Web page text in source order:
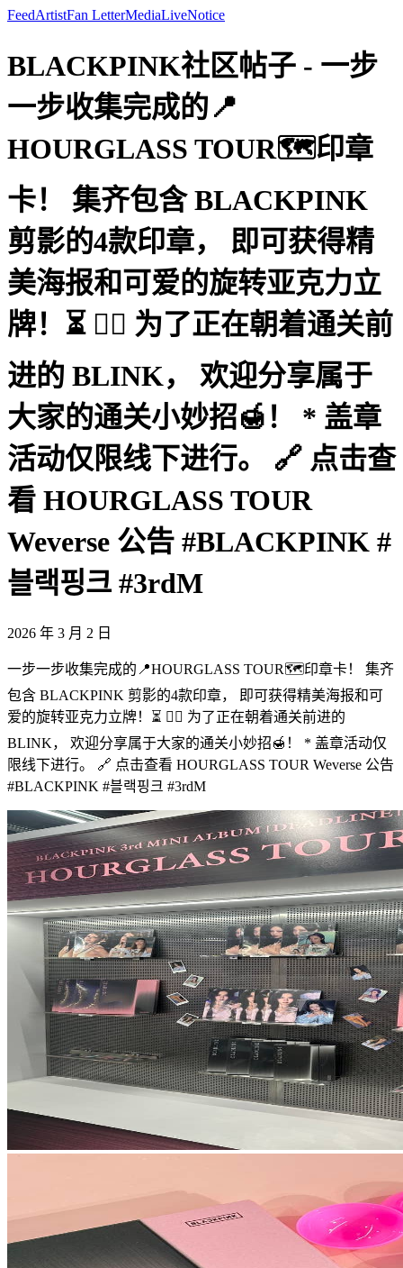
FeedArtistFan LetterMediaLiveNotice
BLACKPINK社区帖子 - 一步
一步收集完成的📍
HOURGLASS TOUR🗺️印章
卡！ 集齐包含 BLACKPINK
剪影的4款印章， 即可获得精
美海报和可爱的旋转亚克力立
牌！⏳ 🏃‍♀️ 为了正在朝着通关前
进的 BLINK， 欢迎分享属于
大家的通关小妙招🍯！ * 盖章
活动仅限线下进行。 🔗 点击查
看 HOURGLASS TOUR
Weverse 公告 #BLACKPINK #
블랙핑크 #3rdM
2026 年 3 月 2 日
一步一步收集完成的📍HOURGLASS TOUR🗺️印章卡！ 集齐
包含 BLACKPINK 剪影的4款印章， 即可获得精美海报和可
爱的旋转亚克力立牌！⏳ 🏃‍♀️ 为了正在朝着通关前进的
BLINK， 欢迎分享属于大家的通关小妙招🍯！ * 盖章活动仅
限线下进行。 🔗 点击查看 HOURGLASS TOUR Weverse 公告
#BLACKPINK #블랙핑크 #3rdM